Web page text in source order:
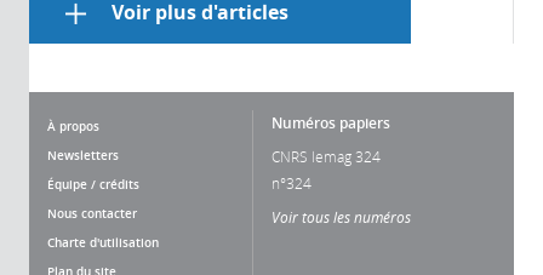
Voir plus d'articles
À propos
Newsletters
Équipe / crédits
Nous contacter
Charte d'utilisation
Plan du site
Numéros papiers
CNRS lemag 324
n°324
Voir tous les numéros